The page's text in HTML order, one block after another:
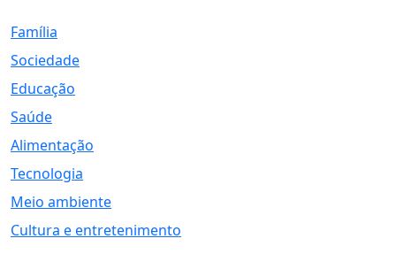
Família
Sociedade
Educação
Saúde
Alimentação
Tecnologia
Meio ambiente
Cultura e entretenimento